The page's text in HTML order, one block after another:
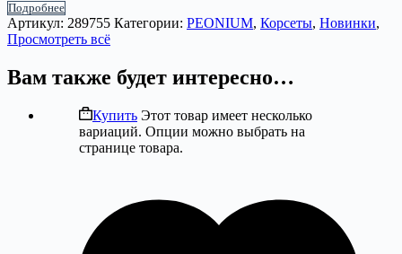
Подробнее
Артикул: 289755 Категории: PEONIUM, Корсеты, Новинки,
Просмотреть всё
Вам также будет интересно…
Купить Этот товар имеет несколько
вариаций. Опции можно выбрать на
странице товара.